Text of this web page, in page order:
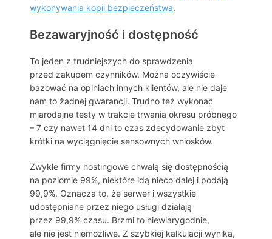
wykonywania kopii bezpieczeństwa.
Bezawaryjność i dostępność
To jeden z trudniejszych do sprawdzenia
przed zakupem czynników. Można oczywiście
bazować na opiniach innych klientów, ale nie daje
nam to żadnej gwarancji. Trudno też wykonać
miarodajne testy w trakcie trwania okresu próbnego
– 7 czy nawet 14 dni to czas zdecydowanie zbyt
krótki na wyciągnięcie sensownych wniosków.
Zwykle firmy hostingowe chwalą się dostępnością
na poziomie 99%, niektóre idą nieco dalej i podają
99,9%. Oznacza to, że serwer i wszystkie
udostępniane przez niego usługi działają
przez 99,9% czasu. Brzmi to niewiarygodnie,
ale nie jest niemożliwe. Z szybkiej kalkulacji wynika,